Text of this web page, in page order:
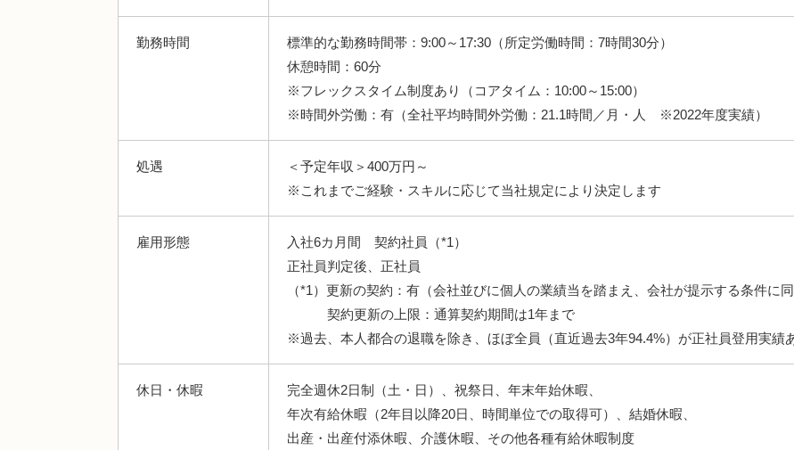
勤務時間
標準的な勤務時間帯：9:00～17:30（所定労働時間：7時間30分）
休憩時間：60分
※フレックスタイム制度あり（コアタイム：10:00～15:00）
※時間外労働：有（全社平均時間外労働：21.1時間／月・人 ※2022年度実績）
処遇
＜予定年収＞400万円～
※これまでご経験・スキルに応じて当社規定により決定します
雇用形態
入社6カ月間 契約社員（*1）
正社員判定後、正社員
（*1）更新の契約：有（会社並びに個人の業績当を踏まえ、会社が提示する条件に同
契約更新の上限：通算契約期間は1年まで
※過去、本人都合の退職を除き、ほぼ全員（直近過去3年94.4%）が正社員登用実績
休日・休暇
完全週休2日制（土・日）、祝祭日、年末年始休暇、
年次有給休暇（2年目以降20日、時間単位での取得可）、結婚休暇、
出産・出産付添休暇、介護休暇、その他各種有給休暇制度